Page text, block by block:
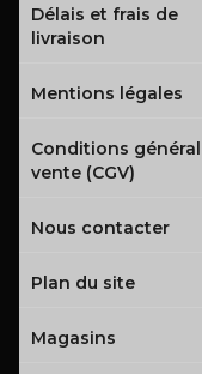
Délais et frais de
livraison
Mentions légales
Conditions
vente (CGV)
Nous contacter
Plan du site
Magasins